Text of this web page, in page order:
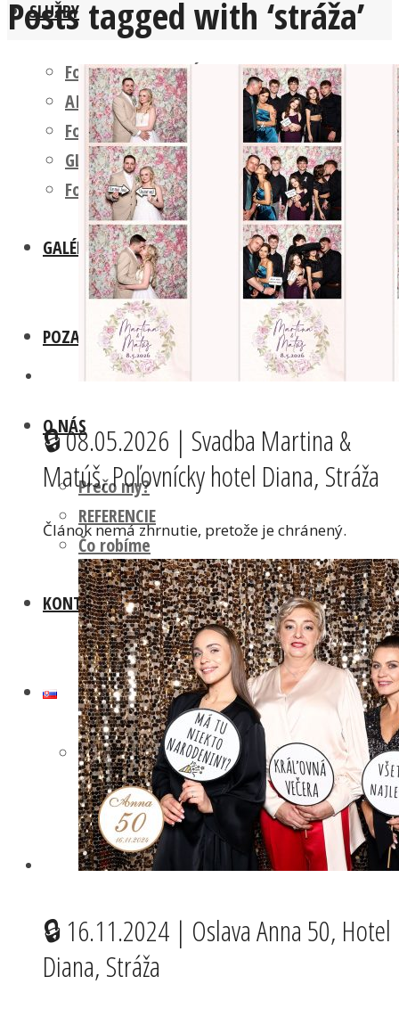
SLUŽBY
Fotokútik FIREMNÁ AKCIA
AI FOTOKÚTIK
Fotokútik SVADBA
GLAM PHOTO BOOTH
Fotokútik OSLAVA
GALÉRIA
POZADIA A REKVIZITY
O NÁS
Prečo my?
REFERENCIE
Čo robíme
KONTAKT
Posts tagged with ‘stráža’
🔒 08.05.2026 | Svadba Martina &
Matúš, Poľovnícky hotel Diana, Stráža
Článok nemá zhrnutie, pretože je chránený.
🔒 16.11.2024 | Oslava Anna 50, Hotel
Diana, Stráža